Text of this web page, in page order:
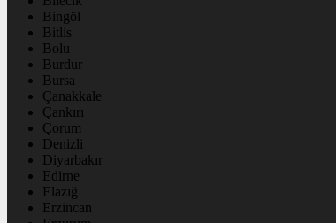
Bingöl
Bitlis
Bolu
Burdur
Bursa
Çanakkale
Çankırı
Çorum
Denizli
Diyarbakır
Edirne
Elazığ
Erzincan